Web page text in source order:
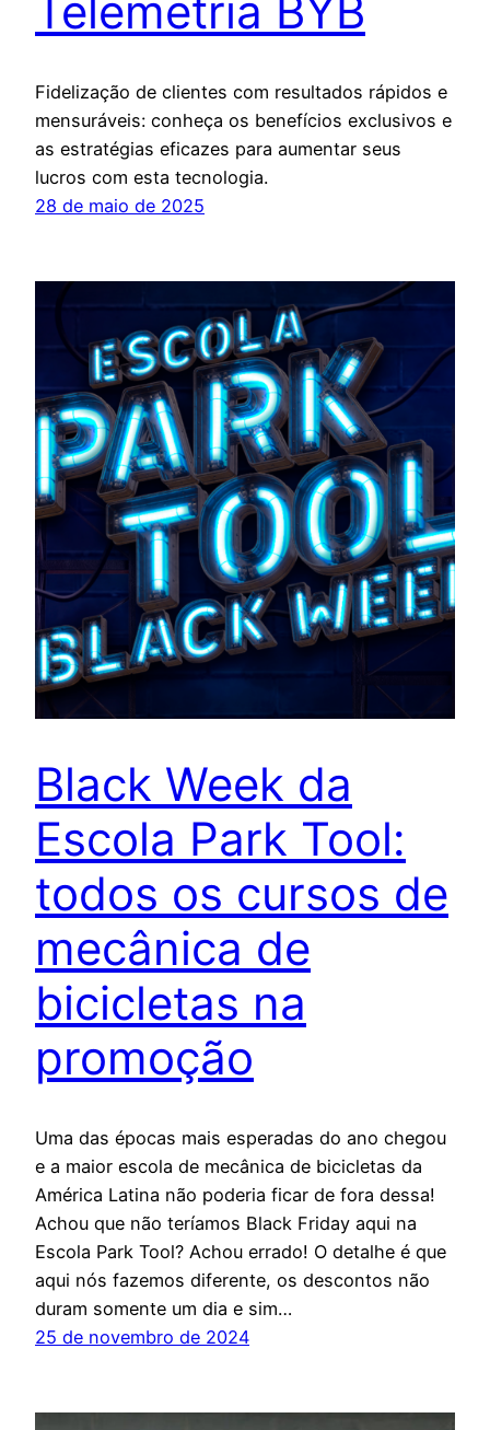
Telemetria BYB
Fidelização de clientes com resultados rápidos e
mensuráveis: conheça os benefícios exclusivos e
as estratégias eficazes para aumentar seus
lucros com esta tecnologia.
28 de maio de 2025
Black Week da
Escola Park Tool:
todos os cursos de
mecânica de
bicicletas na
promoção
Uma das épocas mais esperadas do ano chegou
e a maior escola de mecânica de bicicletas da
América Latina não poderia ficar de fora dessa!
Achou que não teríamos Black Friday aqui na
Escola Park Tool? Achou errado! O detalhe é que
aqui nós fazemos diferente, os descontos não
duram somente um dia e sim…
25 de novembro de 2024